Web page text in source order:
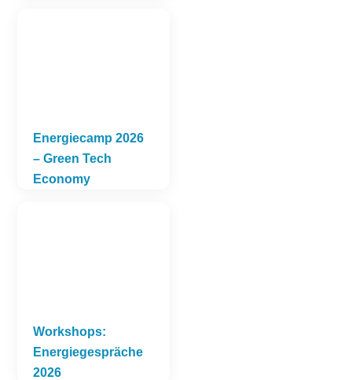
Energiecamp 2026
– Green Tech
Economy
Workshops:
Energiegespräche
2026